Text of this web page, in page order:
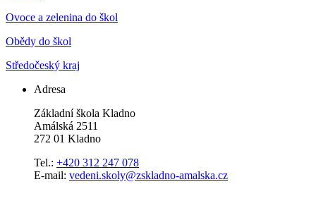
Ovoce a zelenina do škol
Obědy do škol
Středočeský kraj
Adresa
Základní škola Kladno
Amálská 2511
272 01 Kladno
Tel.: +420 312 247 078
E-mail: vedeni.skoly@zskladno-amalska.cz